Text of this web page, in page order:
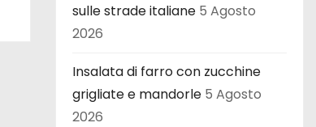
sulle strade italiane 5 Agosto
2026
Insalata di farro con zucchine
grigliate e mandorle 5 Agosto
2026